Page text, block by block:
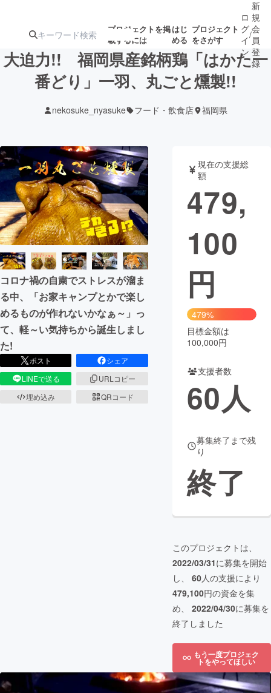
プロジェクトを掲
載するには
はじ
める
プロジェクト
をさがす
ターン
ジェクト
募集終了が近いプ
ロジェクト
されます
アート・写真 音楽
テクノロジー・ガジェット ゲーム・サ
映像・映画
ビジネス・起業
まちづくり・地域活性化
CAMPFIRE for Social Good
CAMPFIRE Creation
コミュニティ
ロ
グ
イ
ン
/
新
規
会
員
登
録
大迫力!! 福岡県産銘柄鶏「はかた一
番どり」一羽、丸ごと燻製!!
nekosuke_nyasuke フード・飲食店 福岡県
コロナ禍の自粛でストレスが溜ま
る中、「お家キャンプとかで楽し
めるものが作れないかなぁ～」っ
て、軽～い気持ちから誕生しまし
た!
ポスト
シェア
LINEで送る
URLコピー
埋め込み
QRコード
現在の支援総
額
479,
100
円
479%
目標金額は
100,000円
支援者数
60人
募集終了まで残
り
終了
このプロジェクトは、
2022/03/31に募集を開始
し、 60人の支援により
479,100円の資金を集
め、 2022/04/30に募集を
終了しました
もう一度プロジェク
トをやってほしい